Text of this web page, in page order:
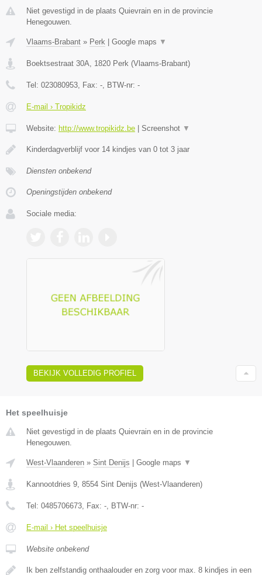
Niet gevestigd in de plaats Quievrain en in de provincie
Henegouwen.
Vlaams-Brabant » Perk Google maps ▼
Boektsestraat 30A 1820 Perk (Vlaams-Brabant)
Tel: 023080953 , Fax: - , BTW-nr: -
E-mail › Tropikidz
Website: http://www.tropikidz.be Screenshot ▼
Kinderdagverblijf voor 14 kindjes van 0 tot 3 jaar
Diensten onbekend
Openingstijden onbekend
Sociale media:
BEKIJK VOLLEDIG PROFIEL
Het speelhuisje
Niet gevestigd in de plaats Quievrain en in de provincie
Henegouwen.
West-Vlaanderen » Sint Denijs | Google maps ▼
Kannootdries 9 8554 Sint Denijs (West-Vlaanderen)
Tel: 0485706673 , Fax: - , BTW-nr: -
E-mail › Het speelhuisje
Website onbekend
Ik ben zelfstandig onthaalouder en zorg voor max. 8 kindjes in een